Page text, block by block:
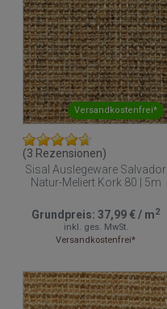
Versandkostenfrei*
(3 Rezensionen)
Sisal Auslegeware Salvador
Natur-Meliert Kork 80 | 5m
Grundpreis: 37,99 €/ m2
inkl. ges. MwSt.
Versandkostenfrei*